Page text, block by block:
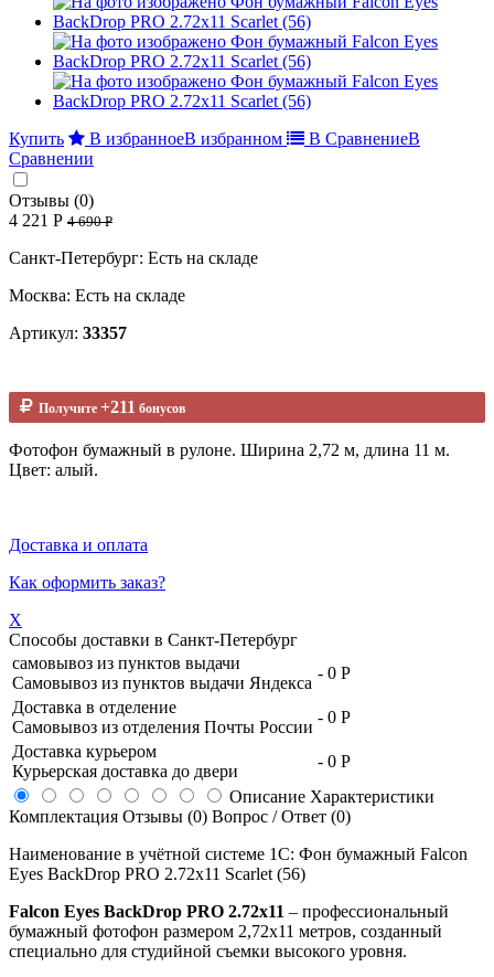
Купить В избранноеВ избранном В СравнениеВ
Сравнении
Отзывы (0)
4 221 Р 4 690 Р
Санкт-Петербург: Есть на складе
Москва: Есть на складе
Артикул: 33357
Получите +211 бонусов
Фотофон бумажный в рулоне. Ширина 2,72 м, длина 11 м.
Цвет: алый.
Доставка и оплата
Как оформить заказ?
X
Способы доставки в Санкт-Петербург
самовывоз из пунктов выдачи
Самовывоз из пунктов выдачи Яндекса
- 0 Р
Доставка в отделение
Самовывоз из отделения Почты России
- 0 Р
Доставка курьером
Курьерская доставка до двери
- 0 Р
Описание Характеристики
Комплектация Отзывы (0) Вопрос / Ответ (0)
Наименование в учётной системе 1С: Фон бумажный Falcon
Eyes BackDrop PRO 2.72x11 Scarlet (56)
Falcon Eyes BackDrop PRO 2.72x11 – профессиональный
бумажный фотофон размером 2,72х11 метров, созданный
специально для студийной съемки высокого уровня.